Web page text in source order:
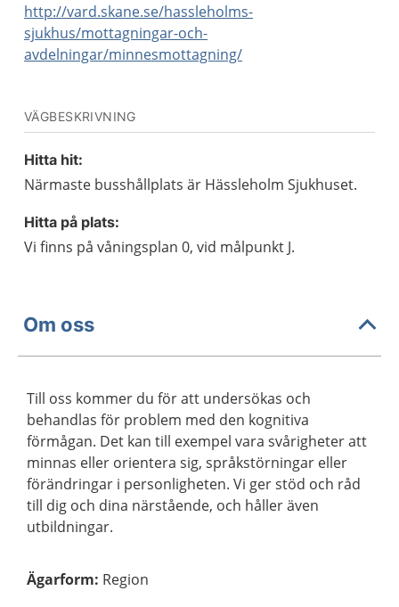
http://vard.skane.se/hassleholms-
sjukhus/mottagningar-och-
avdelningar/minnesmottagning/
VÄGBESKRIVNING
Hitta hit:
Närmaste busshållplats är Hässleholm Sjukhuset.
Hitta på plats:
Vi finns på våningsplan 0, vid målpunkt J.
Om oss
Till oss kommer du för att undersökas och
behandlas för problem med den kognitiva
förmågan. Det kan till exempel vara svårigheter att
minnas eller orientera sig, språkstörningar eller
förändringar i personligheten. Vi ger stöd och råd
till dig och dina närstående, och håller även
utbildningar.
Ägarform: Region